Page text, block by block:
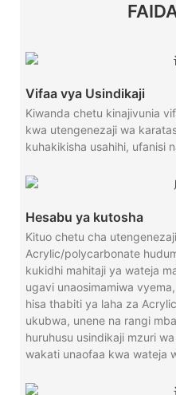
Vifaa vya Usindikaji
Kiwanda chetu kinajivunia
kwa utengenezaji wa
kuhakikisha usahihi, ufanisi
Hesabu ya kutosha
Kituo chetu cha
Acrylic/polycarbonate
kukidhi mahitaji ya wateja
ugavi unaosimamiwa
hisa thabiti ya laha za
ukubwa, unene na rangi
huruhusu usindikaji mzuri
wakati unaofaa kwa wateja